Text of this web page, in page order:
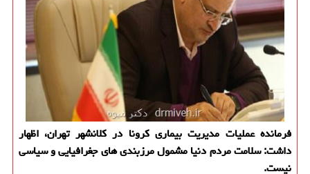
فرمانده عملیات مدیریت بیماری کرونا در کلانشهر تهران، اظهار
داشت: سلامت مردم دنیا مشمول مرزبندی های جغرافیایی و سیاسی
نیست.